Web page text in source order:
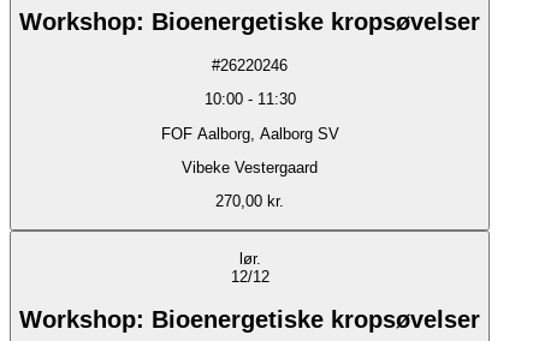
Workshop: Bioenergetiske kropsøvelser
#26220246
10:00- 11:30
FOF Aalborg, Aalborg SV
Vibeke Vestergaard
270,00 kr.
lør.
12/12
Workshop: Bioenergetiske kropsøvelser